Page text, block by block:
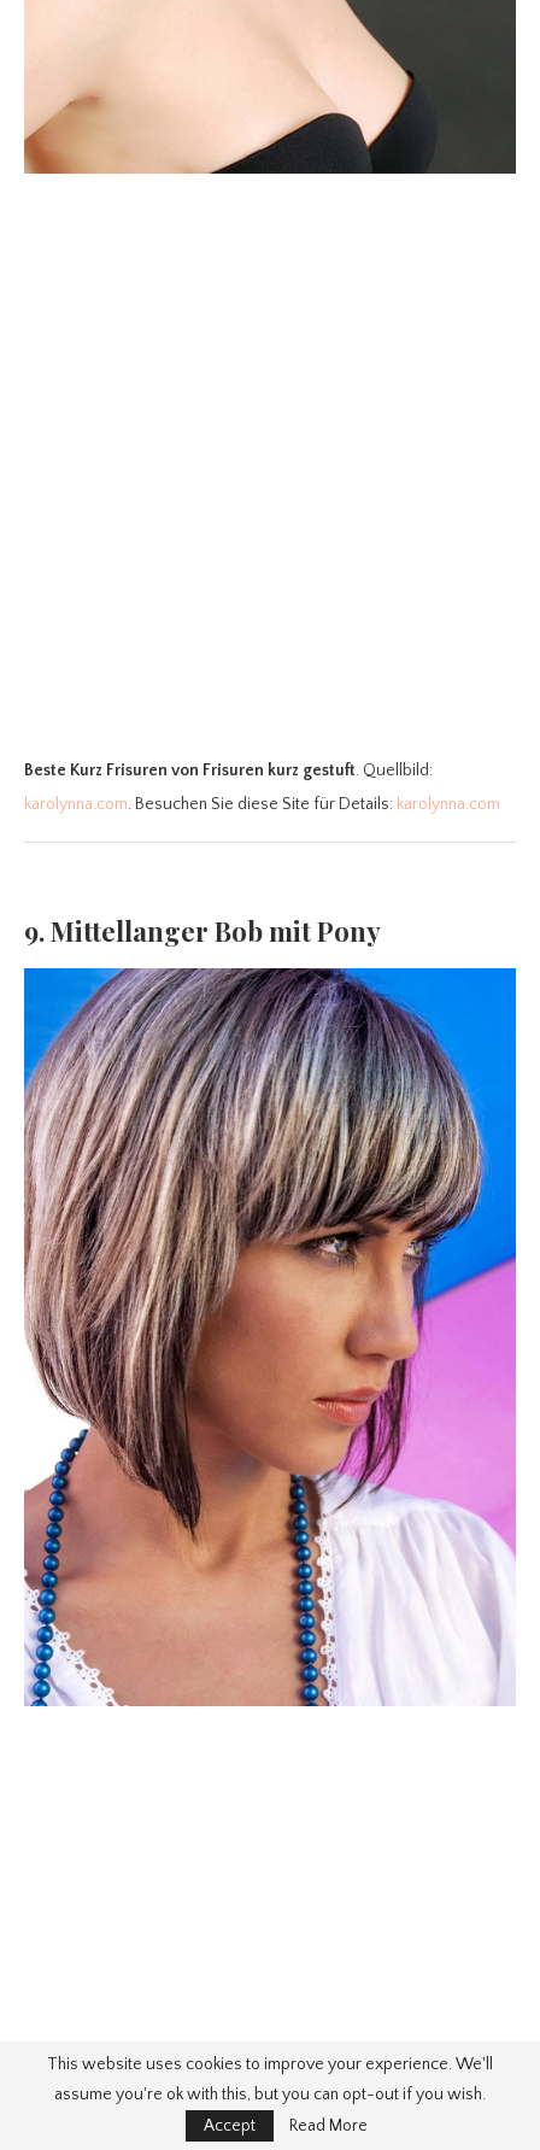
Beste Kurz Frisuren von Frisuren kurz gestuft. Quellbild:
karolynna.com. Besuchen Sie diese Site für Details: karolynna.com
9. Mittellanger Bob mit Pony
This website uses cookies to improve your experience. We'll
assume you're ok with this, but you can opt-out if you wish.
Accept
Read More